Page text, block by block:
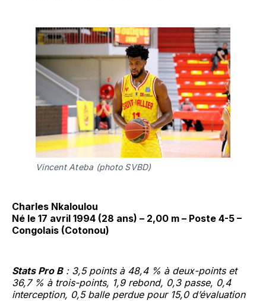
Vincent Ateba (photo SVBD)
Charles Nkaloulou
Né le 17 avril 1994 (28 ans) – 2,00 m – Poste 4-5 –
Congolais (Cotonou)
Stats Pro B: 3,5 points à 48,4 % à deux-points et
36,7 % à trois-points, 1,9 rebond, 0,3 passe, 0,4
interception, 0,5 balle perdue pour 15,0 d’évaluation